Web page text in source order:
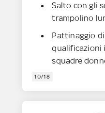
Salto con gli
trampolino
Pattinaggio
qualificazioni
squadre
10/18